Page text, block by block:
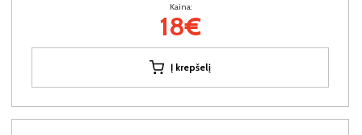
Kaina:
18€
Į krepšelį